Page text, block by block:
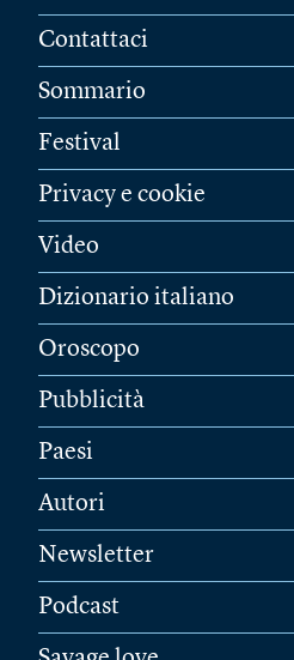
Contattaci
Sommario
Festival
Privacy e cookie
Video
Dizionario italiano
Oroscopo
Pubblicità
Paesi
Autori
Newsletter
Podcast